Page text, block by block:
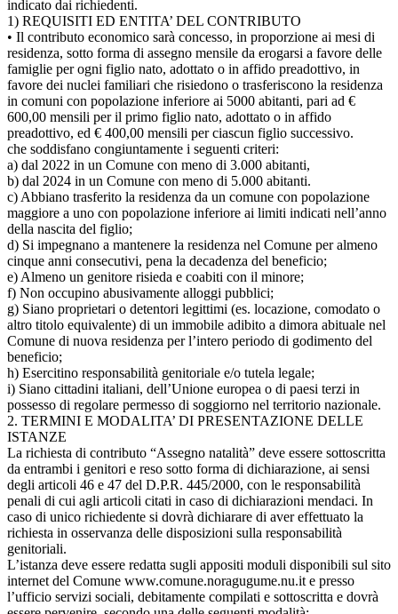
indicato dai richiedenti.
1) REQUISITI ED ENTITA’ DEL CONTRIBUTO
• Il contributo economico sarà concesso, in proporzione ai mesi di
residenza, sotto forma di assegno mensile da erogarsi a favore delle
famiglie per ogni figlio nato, adottato o in affido preadottivo, in
favore dei nuclei familiari che risiedono o trasferiscono la residenza
in comuni con popolazione inferiore ai 5000 abitanti, pari ad €
600,00 mensili per il primo figlio nato, adottato o in affido
preadottivo, ed € 400,00 mensili per ciascun figlio successivo.
che soddisfano congiuntamente i seguenti criteri:
a) dal 2022 in un Comune con meno di 3.000 abitanti,
b) dal 2024 in un Comune con meno di 5.000 abitanti.
c) Abbiano trasferito la residenza da un comune con popolazione
maggiore a uno con popolazione inferiore ai limiti indicati nell’anno
della nascita del figlio;
d) Si impegnano a mantenere la residenza nel Comune per almeno
cinque anni consecutivi, pena la decadenza del beneficio;
e) Almeno un genitore risieda e coabiti con il minore;
f) Non occupino abusivamente alloggi pubblici;
g) Siano proprietari o detentori legittimi (es. locazione, comodato o
altro titolo equivalente) di un immobile adibito a dimora abituale nel
Comune di nuova residenza per l’intero periodo di godimento del
beneficio;
h) Esercitino responsabilità genitoriale e/o tutela legale;
i) Siano cittadini italiani, dell’Unione europea o di paesi terzi in
possesso di regolare permesso di soggiorno nel territorio nazionale.
2. TERMINI E MODALITA’ DI PRESENTAZIONE DELLE
ISTANZE
La richiesta di contributo “Assegno natalità” deve essere sottoscritta
da entrambi i genitori e reso sotto forma di dichiarazione, ai sensi
degli articoli 46 e 47 del D.P.R. 445/2000, con le responsabilità
penali di cui agli articoli citati in caso di dichiarazioni mendaci. In
caso di unico richiedente si dovrà dichiarare di aver effettuato la
richiesta in osservanza delle disposizioni sulla responsabilità
genitoriali.
L’istanza deve essere redatta sugli appositi moduli disponibili sul sito
internet del Comune www.comune.noragugume.nu.it e presso
l’ufficio servizi sociali, debitamente compilati e sottoscritta e dovrà